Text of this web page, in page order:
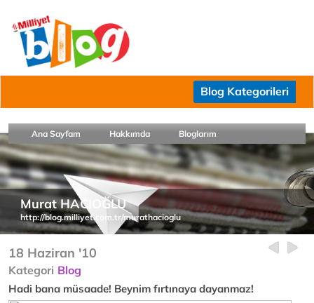
Blog Kategorileri
Ana Sayfam Hakkımda Bloglarım
Murat HACIOĞLU
http://blog.milliyet.com.tr/murathacioglu
18 Haziran '10
Kategori Blog
Hadi bana müsaade! Beynim fırtınaya dayanmaz!